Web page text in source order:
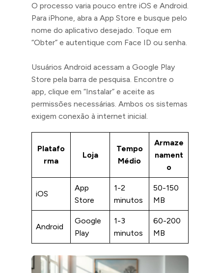
O processo varia pouco entre iOS e Android.
Para iPhone, abra a App Store e busque pelo
nome do aplicativo desejado. Toque em
“Obter” e autentique com Face ID ou senha.
Usuários Android acessam a Google Play
Store pela barra de pesquisa. Encontre o
app, clique em “Instalar” e aceite as
permissões necessárias. Ambos os sistemas
exigem conexão à internet inicial.
Platafo
rma
Loja
Tempo
Médio
Armaze
nament
o
iOS
App
Store
1-2
minutos
50-150
MB
Android
Google
Play
1-3
minutos
60-200
MB